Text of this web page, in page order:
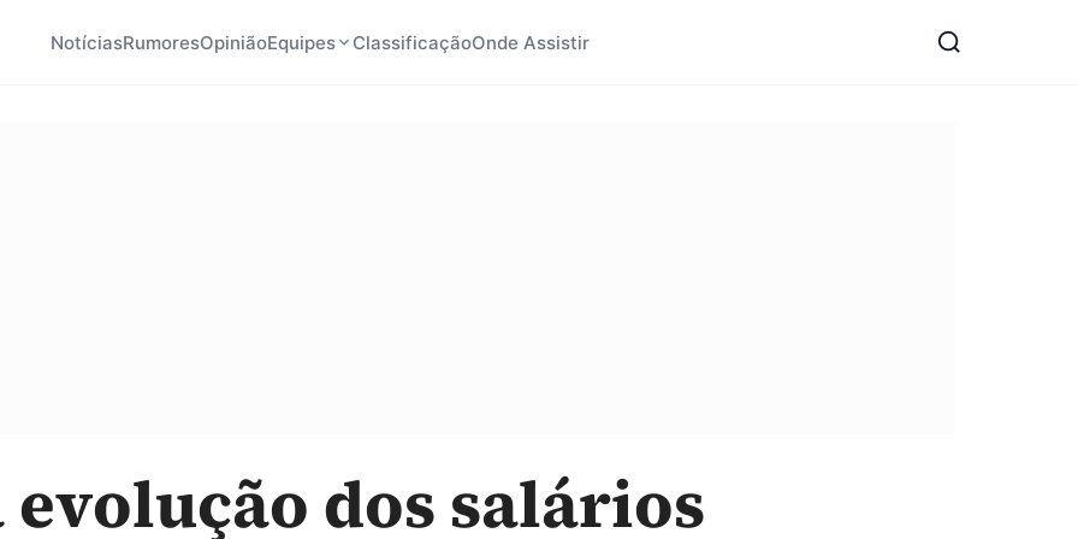
NotíciasRumoresOpiniãoEquipes ClassificaçãoOnde Assistir
evolução dos salários